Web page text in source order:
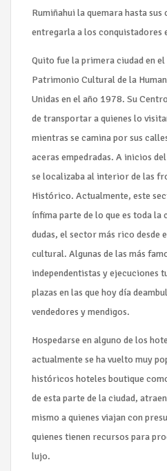
Rumiñahui la quemara hasta sus
entregarla a los conquistadores
Quito fue la primera ciudad en
Patrimonio Cultural de la
Unidas en el año 1978. Su
de transportar a quienes lo
mientras se camina por sus
aceras empedradas. A inicios
se localizaba al interior de las
Histórico. Actualmente, este
ínfima parte de lo que es toda la
dudas, el sector más rico desde
cultural. Algunas de las más
independentistas y ejecuciones
plazas en las que hoy día
vendedores y mendigos.
Hospedarse en alguno de los
actualmente se ha vuelto muy
históricos hoteles boutique
de esta parte de la ciudad,
mismo a quienes viajan con
quienes tienen recursos para
lujo.